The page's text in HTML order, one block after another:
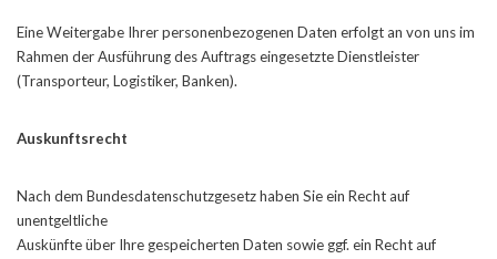
Eine Weitergabe Ihrer personenbezogenen Daten erfolgt an von uns im
Rahmen der Ausführung des Auftrags eingesetzte Dienstleister
(Transporteur, Logistiker, Banken).
Auskunftsrecht
Nach dem Bundesdatenschutzgesetz haben Sie ein Recht auf
unentgeltliche
Auskünfte über Ihre gespeicherten Daten sowie ggf. ein Recht auf